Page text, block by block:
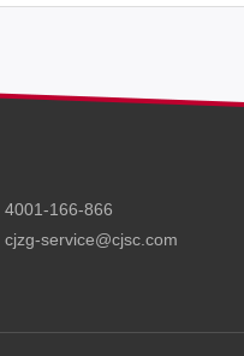
4001-166-866
cjzg-service@cjsc.com